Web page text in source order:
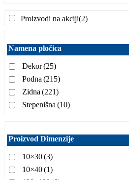
Proizvodi na akciji(2)
Namena pločica
Dekor(25)
Podna (215)
Zidna (221)
Stepenišna (10)
Proizvod Dimenzije
10×30(3)
10×40(1)